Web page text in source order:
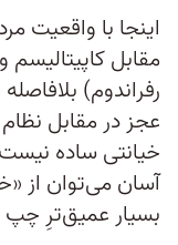
اینجا با واقعیت
مقابل
رفراندوم)
عجز در مقابل
خیانتی ساده
آسان می‌توان از
بسیار عمیق‌ترِ